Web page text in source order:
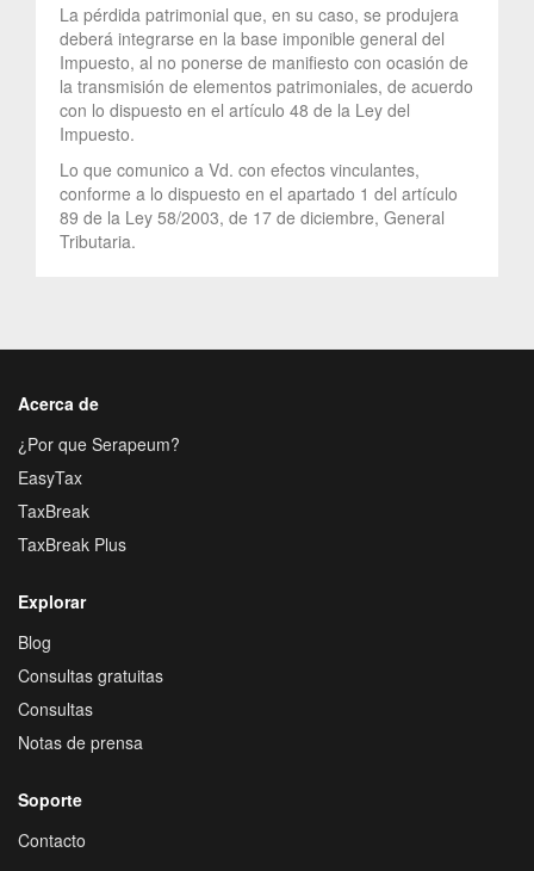
La pérdida patrimonial que, en su caso, se produjera
deberá integrarse en la base imponible general del
Impuesto, al no ponerse de manifiesto con ocasión de
la transmisión de elementos patrimoniales, de acuerdo
con lo dispuesto en el artículo 48 de la Ley del
Impuesto.
Lo que comunico a Vd. con efectos vinculantes,
conforme a lo dispuesto en el apartado 1 del artículo
89 de la Ley 58/2003, de 17 de diciembre, General
Tributaria.
Acerca de
¿Por que Serapeum?
EasyTax
TaxBreak
TaxBreak Plus
Explorar
Blog
Consultas gratuitas
Consultas
Notas de prensa
Soporte
Contacto